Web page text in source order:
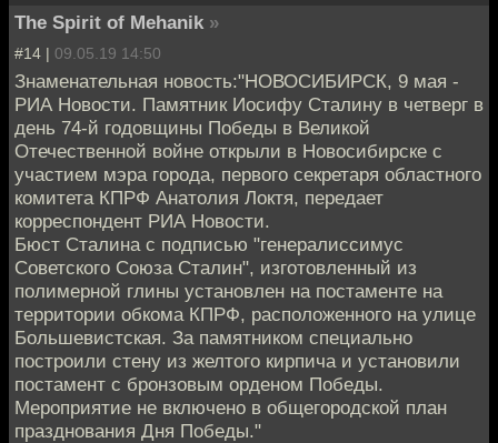
The Spirit of Mehanik »
#14 | 09.05.19 14:50
Знаменательная новость:"НОВОСИБИРСК, 9 мая -
РИА Новости. Памятник Иосифу Сталину в четверг в
день 74-й годовщины Победы в Великой
Отечественной войне открыли в Новосибирске с
участием мэра города, первого секретаря областного
комитета КПРФ Анатолия Локтя, передает
корреспондент РИА Новости.
Бюст Сталина с подписью "генералиссимус
Советского Союза Сталин", изготовленный из
полимерной глины установлен на постаменте на
территории обкома КПРФ, расположенного на улице
Большевистская. За памятником специально
построили стену из желтого кирпича и установили
постамент с бронзовым орденом Победы.
Мероприятие не включено в общегородской план
празднования Дня Победы."